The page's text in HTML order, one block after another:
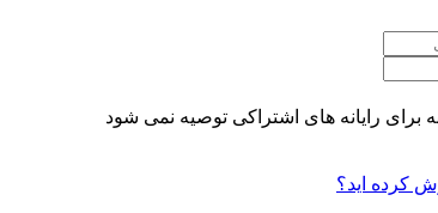
برای رایانه های اشتراکی توصیه نمی شود
کرده اید؟